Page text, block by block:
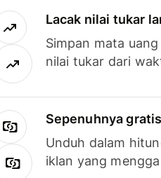
Lacak nilai tukar
Simpan mata
nilai tukar dari
Sepenuhnya
Unduh dalam
iklan yang